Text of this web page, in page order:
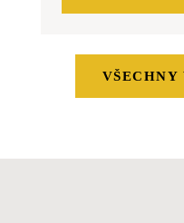
VŠECHNY